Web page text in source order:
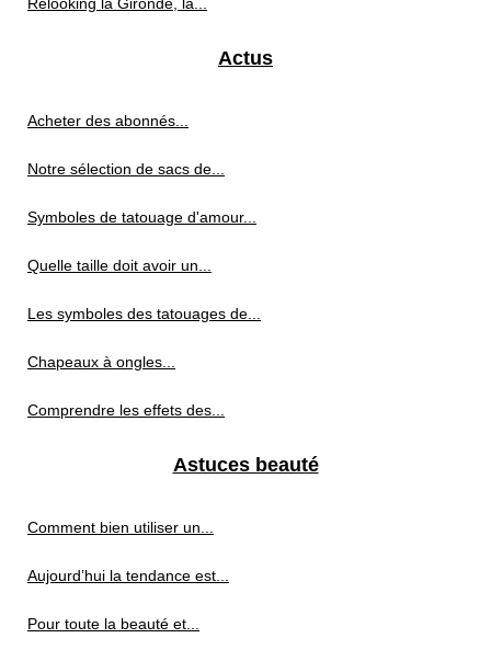
Actus
Acheter des abonnés...
Notre sélection de sacs de...
Symboles de tatouage d'amour...
Quelle taille doit avoir un...
Les symboles des tatouages de...
Chapeaux à ongles...
Comprendre les effets des...
Astuces beauté
Comment bien utiliser un...
Aujourd’hui la tendance est...
Pour toute la beauté et...